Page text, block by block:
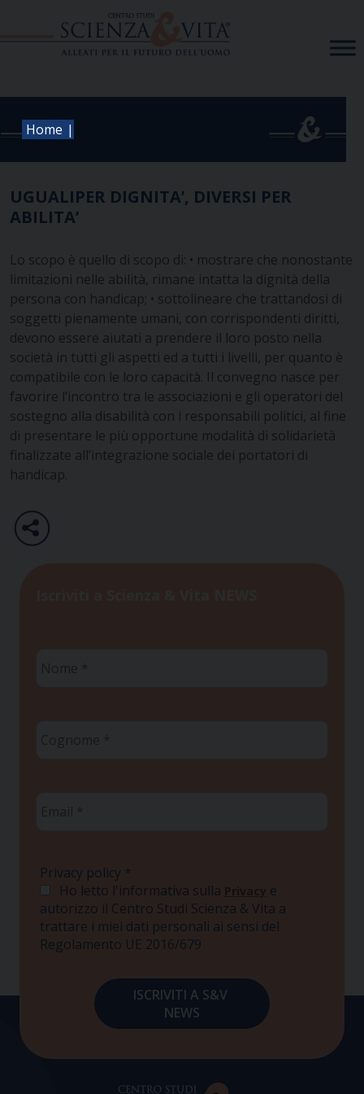
Home |
UGUALIPER DIGNITA’, DIVERSI PER
ABILITA’
Lo scopo è quello di scopo di: • mostrare che nonostante
limitazioni nelle abilità, rimane intatta la dignità della
persona con handicap; • sottolineare che trattandosi di
soggetti pienamente umani, con corrispondenti diritti,
devono essere aiutati a prendere il loro posto nella
società in tutti gli aspetti ed a tutti i livelli, per quanto è
compatibile con le loro capacità. Il convegno nasce per
favorire l’incontro tra le associazioni e gli operatori del
sostegno alla disabilità con i responsabili politici, al fine
di presentare le più opportune modalità di solidarietà
finalizzate all’integrazione sociale dei portatori di
handicap.
Privacy policy *
Ho letto l'informativa sulla Privacy e
autorizzo il Centro Studi Scienza & Vita a
trattare i miei dati personali ai sensi del
Regolamento UE 2016/679